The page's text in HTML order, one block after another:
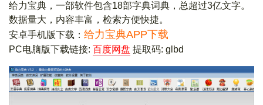
给力宝典，一部软件包含18部字典词典，总超过3亿文字。
数据量大，内容丰富，检索方便快捷。
安卓手机版下载： 给力宝典APP下载
PC电脑版下载链接: 百度网盘 提取码: glbd